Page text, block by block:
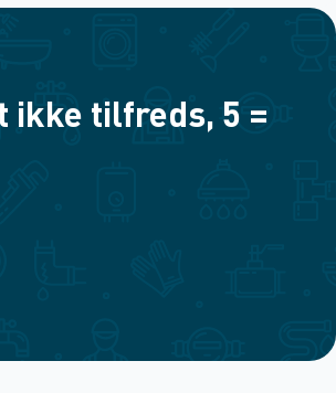
ikke tilfreds, 5 =